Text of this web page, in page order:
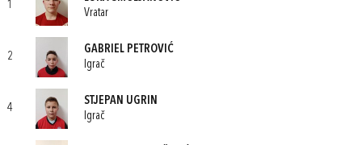
1
Vratar
2
GABRIEL PETROVIĆ
Igrač
4
STJEPAN UGRIN
Igrač